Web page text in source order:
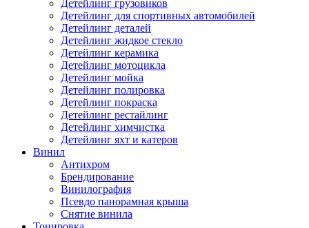
Детейлинг грузовиков
Детейлинг для спортивных автомобилей
Детейлинг деталей
Детейлинг жидкое стекло
Детейлинг керамика
Детейлинг мотоцикла
Детейлинг мойка
Детейлинг полировка
Детейлинг покраска
Детейлинг рестайлинг
Детейлинг химчистка
Детейлинг яхт и катеров
Винил
Антихром
Брендирование
Винилография
Псевдо панорамная крыша
Снятие винила